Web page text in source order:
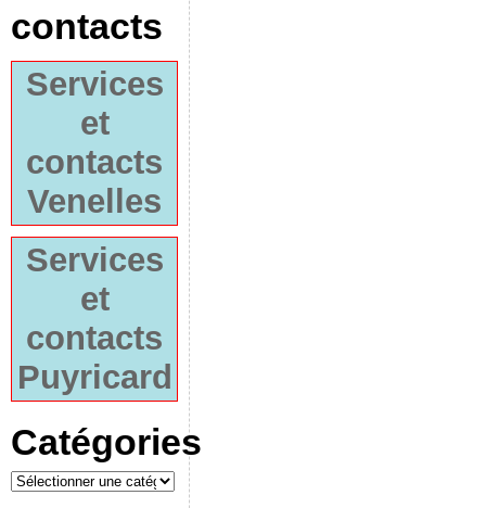
contacts
Services
et
contacts
Venelles
Services
et
contacts
Puyricard
Catégories